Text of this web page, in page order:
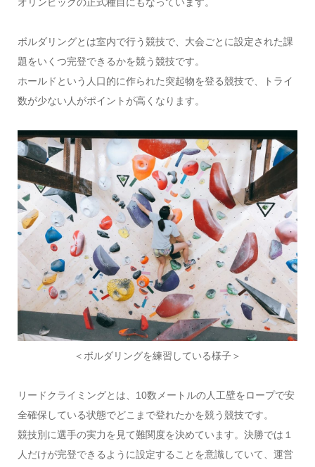
オリンピックの正式種目にもなっています。
ボルダリングとは室内で行う競技で、大会ごとに設定された課
題をいくつ完登できるかを競う競技です。
ホールドという人口的に作られた突起物を登る競技で、トライ
数が少ない人がポイントが高くなります。
＜ボルダリングを練習している様子＞
リードクライミングとは、10数メートルの人工壁をロープで安
全確保している状態でどこまで登れたかを競う競技です。
競技別に選手の実力を見て難関度を決めています。決勝では１
人だけが完登できるように設定することを意識していて、運営